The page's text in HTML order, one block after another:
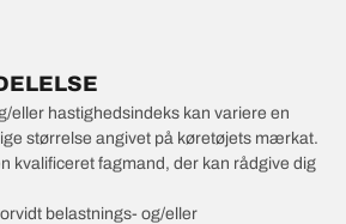
eller hastighedsindeks kan variere en
størrelse angivet på køretøjets mærkat.
kvalificeret fagmand, der kan rådgive dig
belastnings- og/eller